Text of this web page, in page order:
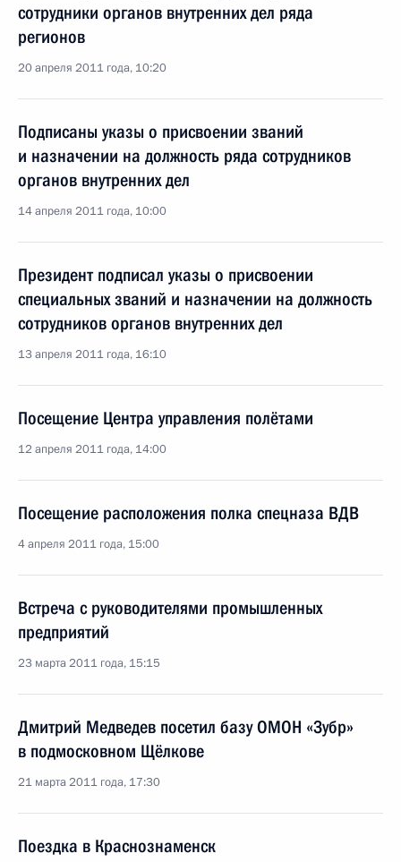
сотрудники органов внутренних дел ряда
регионов
20 апреля 2011 года, 10:20
Подписаны указы о присвоении званий
и назначении на должность ряда сотрудников
органов внутренних дел
14 апреля 2011 года, 10:00
Президент подписал указы о присвоении
специальных званий и назначении на должность
сотрудников органов внутренних дел
13 апреля 2011 года, 16:10
Посещение Центра управления полётами
12 апреля 2011 года, 14:00
Посещение расположения полка спецназа ВДВ
4 апреля 2011 года, 15:00
Встреча с руководителями промышленных
предприятий
23 марта 2011 года, 15:15
Дмитрий Медведев посетил базу ОМОН «Зубр»
в подмосковном Щёлкове
21 марта 2011 года, 17:30
Поездка в Краснознаменск